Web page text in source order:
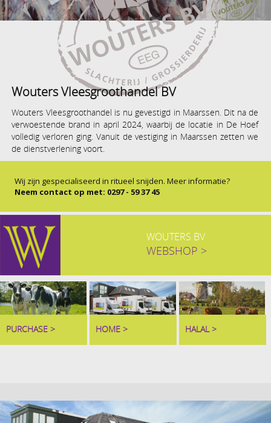
Wouters Vleesgroothandel BV
Wouters Vleesgroothandel is nu gevestigd in Maarssen. Dit na de
verwoestende brand in april 2024, waarbij de locatie in De Hoef
volledig verloren ging. Vanuit de vestiging in Maarssen zetten we
de dienstverlening voort.
Wij zijn gespecialiseerd in ritueel snijden. Meer informatie?
Neem contact op met: 0297 - 59 37 45
WOUTERS BV
WEBSHOP >
PURCHASE > HOME > HALAL >